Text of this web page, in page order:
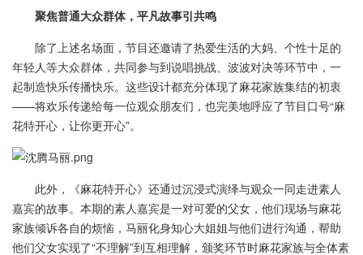
聚焦普通大众群体，平凡故事引共鸣
除了上述名场面，节目还邀请了热爱生活的大妈、个性十足的
年轻人等大众群体，共同参与到说唱挑战、波波对决等环节中，一
起制造快乐传播快乐。这些设计都充分体现了麻花家族集结的初衷
——将欢乐传递给每一位观众朋友们，也完美地呼应了节目口号“麻
花特开心，让你更开心”。
此外，《麻花特开心》还通过沉浸式演绎与观众一同走进素人
嘉宾的故事。本期的素人嘉宾是一对可爱的父女，他们现场与麻花
家族倾诉各自的烦恼，马丽化身知心大姐姐与他们进行沟通，帮助
他们父女实现了“不理解”到互相理解，颁奖环节时麻花家族与全体素